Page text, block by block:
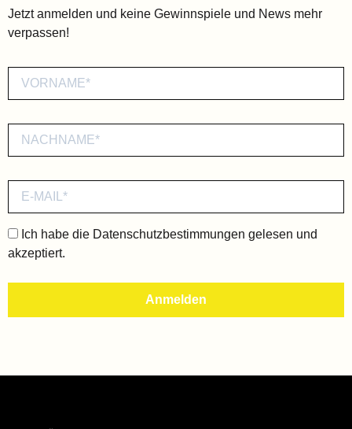
Jetzt anmelden und keine Gewinnspiele und News mehr
verpassen!
Ich habe die Datenschutzbestimmungen gelesen und
akzeptiert.